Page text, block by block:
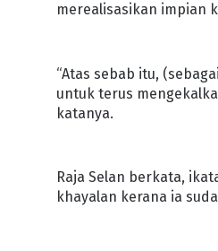
merealisasikan impian
“Atas sebab itu,
untuk terus
katanya.
Raja Selan berkata,
khayalan kerana ia